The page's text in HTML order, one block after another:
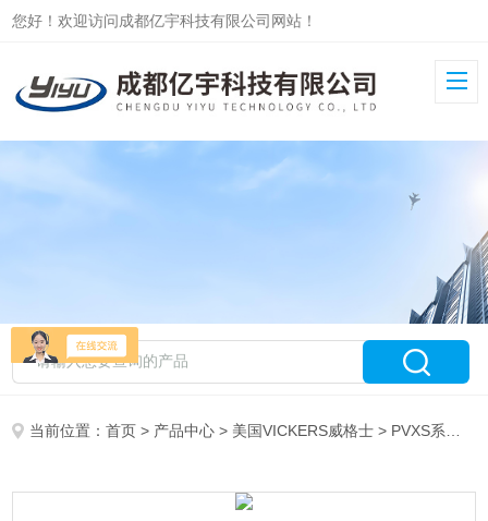
您好！欢迎访问成都亿宇科技有限公司网站！
当前位置：首页 > 产品中心 > 美国VICKERS威格士 > PVXS系列柱塞泵